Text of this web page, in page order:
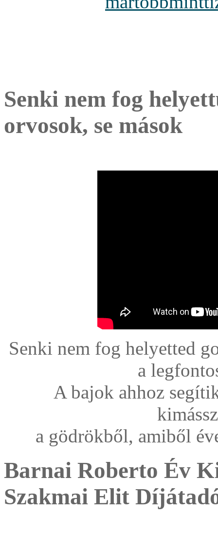
Senki nem fog
orvosok, se mások
Senki nem fog helyetted
a
A bajok ahhoz
a gödrökből, amiből
Barnai Roberto Év
Szakmai Elit